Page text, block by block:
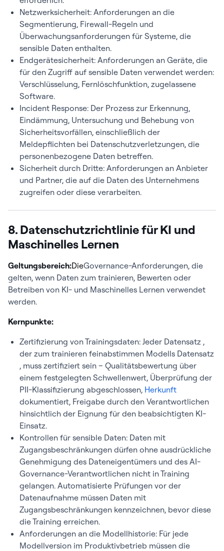
Netzwerksicherheit: Anforderungen an die
Segmentierung, Firewall-Regeln und
Überwachungsanforderungen für Systeme, die
sensible Daten enthalten.
Endgerätesicherheit: Anforderungen an Geräte, die
für den Zugriff auf sensible Daten verwendet werden:
Verschlüsselung, Fernlöschfunktion, zugelassene
Software.
Incident Response: Der Prozess zur Erkennung,
Eindämmung, Untersuchung und Behebung von
Sicherheitsvorfällen, einschließlich der
Meldepflichten bei Datenschutzverletzungen, die
personenbezogene Daten betreffen.
Sicherheit durch Dritte: Anforderungen an Anbieter
und Partner, die auf die Daten des Unternehmens
zugreifen oder diese verarbeiten.
8. Datenschutzrichtlinie für KI und
Maschinelles Lernen
Geltungsbereich:DieGovernance-Anforderungen, die
gelten, wenn Daten zum trainieren, Bewerten oder
Betreiben von KI- und Maschinelles Lernen verwendet
werden.
Kernpunkte:
Zertifizierung von Trainingsdaten: Jeder Datensatz ,
der zum trainieren feinabstimmen Modells Datensatz
, muss zertifiziert sein – Qualitätsbewertung über
einem festgelegten Schwellenwert, Überprüfung der
PII-Klassifizierung abgeschlossen, Herkunft
dokumentiert, Freigabe durch den Verantwortlichen
hinsichtlich der Eignung für den beabsichtigten KI-
Einsatz.
Kontrollen für sensible Daten: Daten mit
Zugangsbeschränkungen dürfen ohne ausdrückliche
Genehmigung des Dateneigentümers und des AI-
Governance-Verantwortlichen nicht in Training
gelangen. Automatisierte Prüfungen vor der
Datenaufnahme müssen Daten mit
Zugangsbeschränkungen kennzeichnen, bevor diese
die Training erreichen.
Anforderungen an die Modellhistorie: Für jede
Modellversion im Produktivbetrieb müssen die